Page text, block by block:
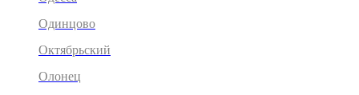
Одинцово
Октябрьский
Олонец